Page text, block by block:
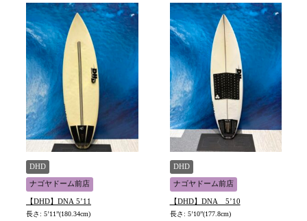
DHD
ナゴヤドーム前店
【DHD】DNA 5’11
長さ: 5’11”(180.34cm)
DHD
ナゴヤドーム前店
【DHD】DNA 5’10
長さ: 5’10”(177.8cm)